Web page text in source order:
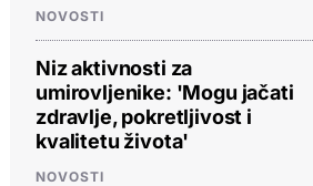
NOVOSTI
Niz aktivnosti za
umirovljenike: 'Mogu jačati
zdravlje, pokretljivost i
kvalitetu života'
NOVOSTI